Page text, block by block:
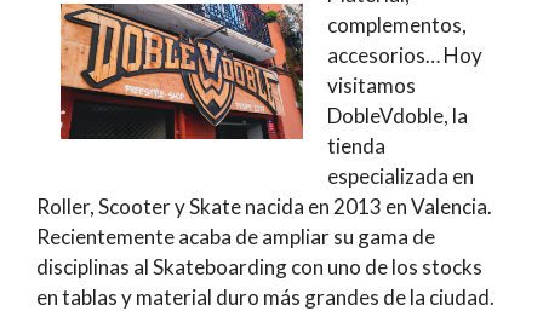
complementos,
accesorios… Hoy
visitamos
DobleVdoble, la
tienda
especializada en
Roller, Scooter y Skate nacida en 2013 en Valencia.
Recientemente acaba de ampliar su gama de
disciplinas al Skateboarding con uno de los stocks
en tablas y material duro más grandes de la ciudad.